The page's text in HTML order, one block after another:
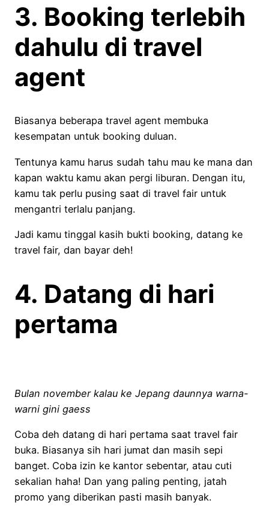
3. Booking terlebih
dahulu di travel
agent
Biasanya beberapa travel agent membuka
kesempatan untuk booking duluan.
Tentunya kamu harus sudah tahu mau ke mana dan
kapan waktu kamu akan pergi liburan. Dengan itu,
kamu tak perlu pusing saat di travel fair untuk
mengantri terlalu panjang.
Jadi kamu tinggal kasih bukti booking, datang ke
travel fair, dan bayar deh!
4. Datang di hari
pertama
Bulan november kalau ke Jepang daunnya warna-
warni gini gaess
Coba deh datang di hari pertama saat travel fair
buka. Biasanya sih hari jumat dan masih sepi
banget. Coba izin ke kantor sebentar, atau cuti
sekalian haha! Dan yang paling penting, jatah
promo yang diberikan pasti masih banyak.